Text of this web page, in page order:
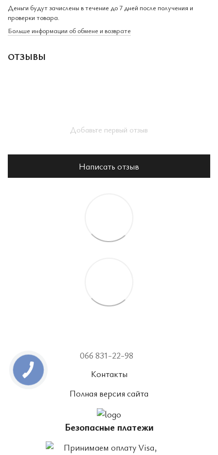
Деньги будут зачислены в течение до 7 дней после получения и
проверки товара.
Больше информации об обмене и возврате
ОТЗЫВЫ
Добавьте первый отзыв
Написать отзыв
066 831-22-98
Контакты
Полная версия сайта
Безопасные платежи